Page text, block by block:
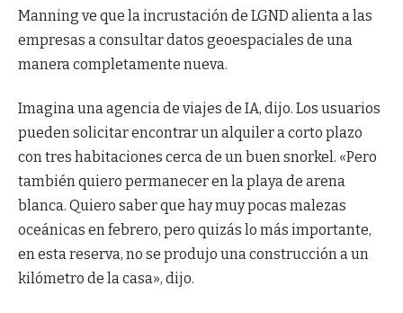
Manning ve que la incrustación de LGND alienta a las
empresas a consultar datos geoespaciales de una
manera completamente nueva.
Imagina una agencia de viajes de IA, dijo. Los usuarios
pueden solicitar encontrar un alquiler a corto plazo
con tres habitaciones cerca de un buen snorkel. «Pero
también quiero permanecer en la playa de arena
blanca. Quiero saber que hay muy pocas malezas
oceánicas en febrero, pero quizás lo más importante,
en esta reserva, no se produjo una construcción a un
kilómetro de la casa», dijo.